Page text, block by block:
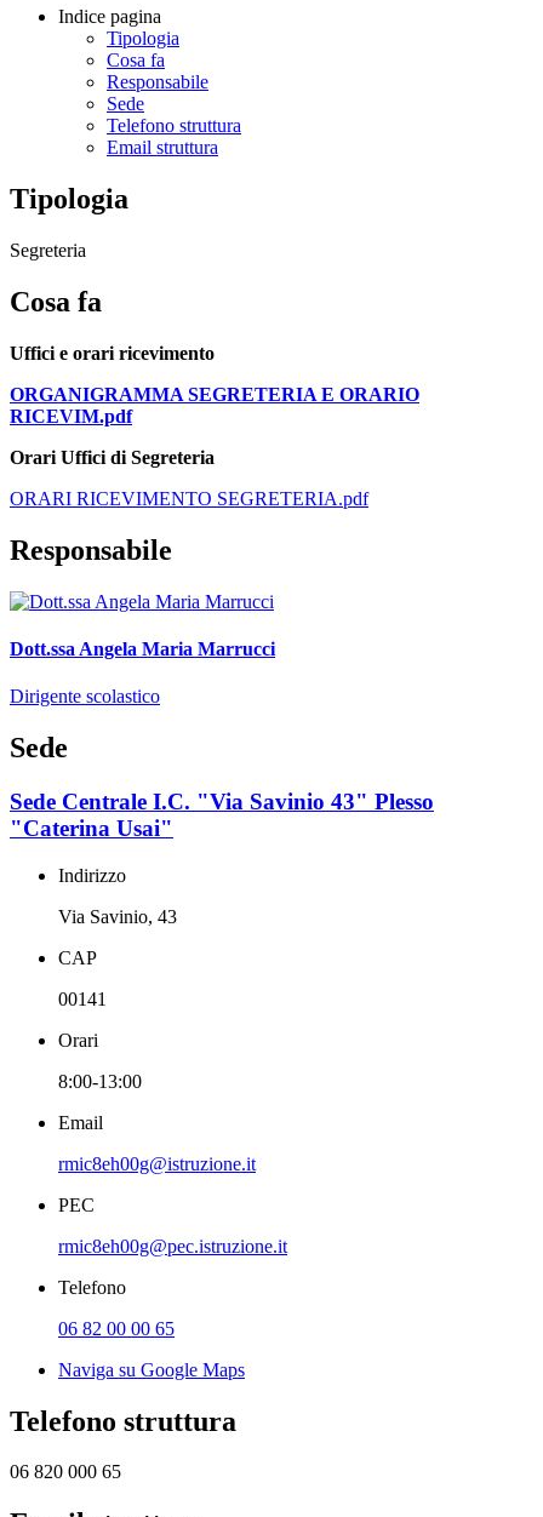
Indice pagina
Tipologia
Cosa fa
Responsabile
Sede
Telefono struttura
Email struttura
Tipologia
Segreteria
Cosa fa
Uffici e orari ricevimento
ORGANIGRAMMA SEGRETERIA E ORARIO
RICEVIM.pdf
Orari Uffici di Segreteria
ORARI RICEVIMENTO SEGRETERIA.pdf
Responsabile
Dott.ssa Angela Maria Marrucci
Dirigente scolastico
Sede
Sede Centrale I.C. "Via Savinio 43" Plesso
"Caterina Usai"
Indirizzo
Via Savinio, 43
CAP
00141
Orari
8:00-13:00
Email
rmic8eh00g@istruzione.it
PEC
rmic8eh00g@pec.istruzione.it
Telefono
06 82 00 00 65
Naviga su Google Maps
Telefono struttura
06 820 000 65